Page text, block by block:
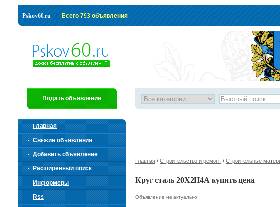
Pskov60.ru | Всего 793 объявления
Главная / Строительство и ремонт / Строительные
Круг сталь 20Х2Н4А купить цена
Объявление не актуально
Подать объявление
Главная
Свежие объявления
Добавить объявление
Расширенный поиск
Информеры
Rss